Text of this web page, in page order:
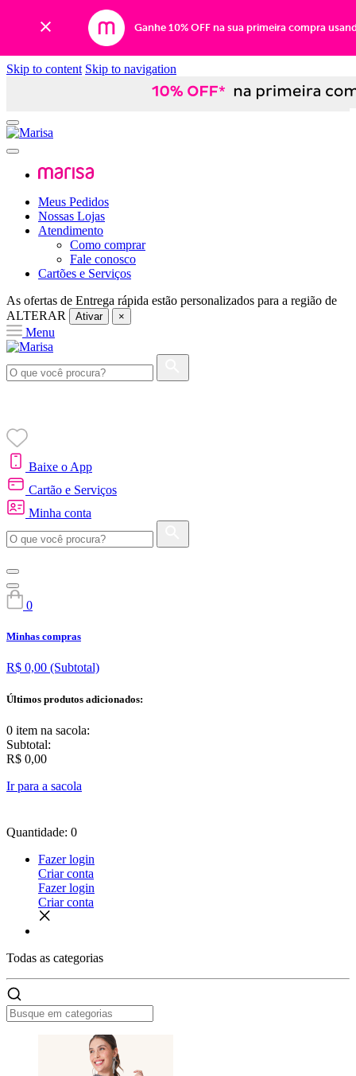
Ganhe 10% OFF na sua primeira compra
Skip to content Skip to navigation
Meus Pedidos
Nossas Lojas
Atendimento
Como comprar
Fale conosco
Cartões e Serviços
As ofertas de Entrega rápida estão personalizados para a região de
ALTERAR
Ativar ×
Menu
Baixe o App
Cartão e Serviços
Minha conta
0
Minhas compras
R$ 0,00 (Subtotal)
Últimos produtos adicionados:
0 item na sacola:
Subtotal:
R$ 0,00
Ir para a sacola
Quantidade: 0
Fazer login
Criar conta
Fazer login
Criar conta
Todas as categorias